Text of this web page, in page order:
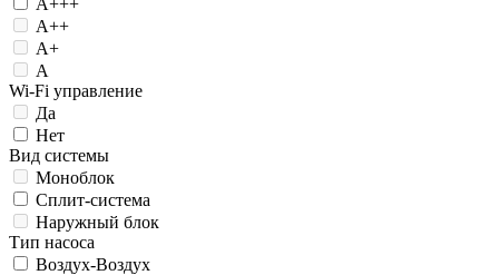
А++
А+
А
Wi-Fi управление
Да
Нет
Вид системы
Моноблок
Сплит-система
Наружный блок
Тип насоса
Воздух-Воздух